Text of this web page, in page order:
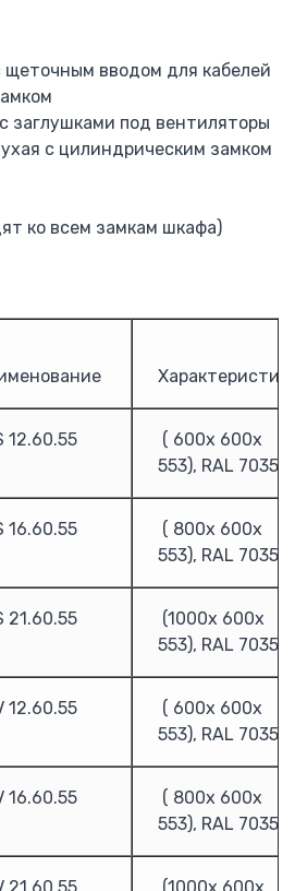
ALT
мощности DCR
BCE
генератором RGAM
Lovato
пуска
SM
690В
ACL
OCL
щеточным вводом для кабелей
заглушками под вентиляторы
с цилиндрическим замком
ко всем замкам шкафа)
12.60.55
( 600х 600х
553), RAL 7035
16.60.55
( 800х 600х
553), RAL 7035
21.60.55
(1000х 600х
553), RAL 7035
12.60.55
( 600х 600х
553), RAL 7035
16.60.55
( 800х 600х
553), RAL 7035